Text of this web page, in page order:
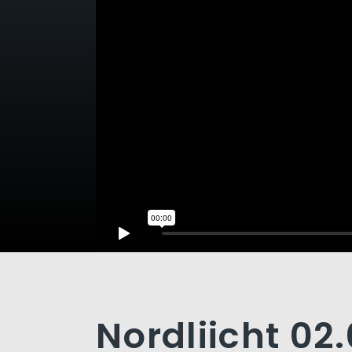
Nordliicht